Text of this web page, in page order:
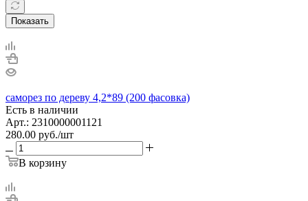
Показать
саморез по дереву 4,2*89 (200 фасовка)
Есть в наличии
Арт.: 2310000001121
280.00 руб./шт
В корзину